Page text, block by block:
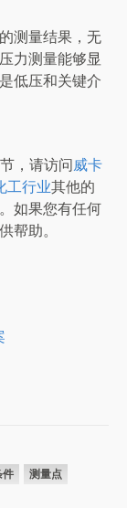
测量结果，无
力测量能够显
低压和关键介
，请访问 威卡
工行业其他的
如果您有任何
帮助。
件 测量点